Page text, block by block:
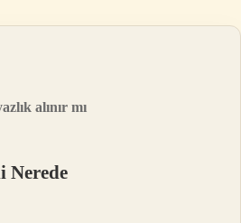
alınır mı
Nerede